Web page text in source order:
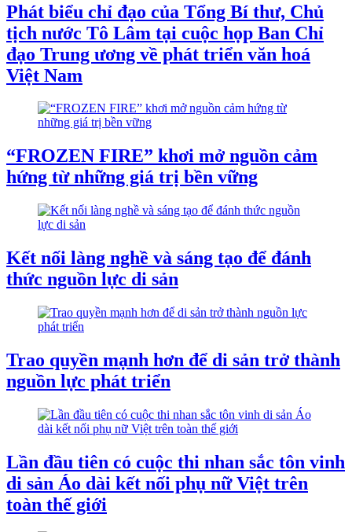
Phát biểu chỉ đạo của Tổng Bí thư, Chủ
tịch nước Tô Lâm tại cuộc họp Ban Chỉ
đạo Trung ương về phát triển văn hoá
Việt Nam
“FROZEN FIRE” khơi mở nguồn cảm
hứng từ những giá trị bền vững
Kết nối làng nghề và sáng tạo để đánh
thức nguồn lực di sản
Trao quyền mạnh hơn để di sản trở thành
nguồn lực phát triển
Lần đầu tiên có cuộc thi nhan sắc tôn vinh
di sản Áo dài kết nối phụ nữ Việt trên
toàn thế giới